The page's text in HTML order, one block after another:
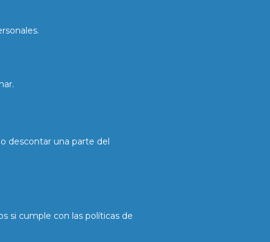
descontar una parte del
si cumple con las políticas de